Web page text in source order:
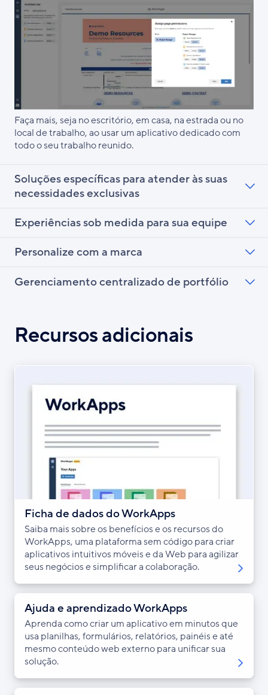
Faça mais, seja no escritório, em casa, na estrada ou no
local de trabalho, ao usar um aplicativo dedicado com
todo o seu trabalho reunido.
Soluções específicas para atender às suas
necessidades exclusivas
Experiências sob medida para sua equipe
Personalize com a marca
Gerenciamento centralizado de portfólio
Recursos adicionais
Ficha de dados do WorkApps
Saiba mais sobre os benefícios e os recursos do
WorkApps, uma plataforma sem código para criar
aplicativos intuitivos móveis e da Web para agilizar
seus negócios e simplificar a colaboração.
Ajuda e aprendizado WorkApps
Aprenda como criar um aplicativo em minutos que
usa planilhas, formulários, relatórios, painéis e até
mesmo conteúdo web externo para unificar sua
solução.